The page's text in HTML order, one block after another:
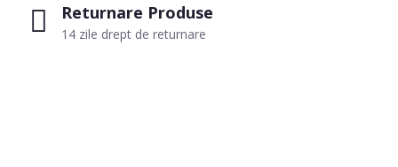
Returnare Produse
14 zile drept de returnare